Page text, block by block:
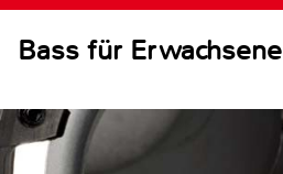
Bass für Erwachsene